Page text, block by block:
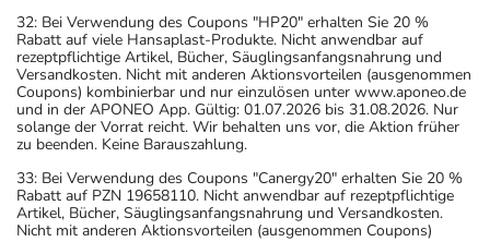
32: Bei Verwendung des Coupons "HP20" erhalten Sie 20 %
Rabatt auf viele Hansaplast-Produkte. Nicht anwendbar auf
rezeptpflichtige Artikel, Bücher, Säuglingsanfangsnahrung und
Versandkosten. Nicht mit anderen Aktionsvorteilen (ausgenommen
Coupons) kombinierbar und nur einzulösen unter www.aponeo.de
und in der APONEO App. Gültig: 01.07.2026 bis 31.08.2026. Nur
solange der Vorrat reicht. Wir behalten uns vor, die Aktion früher
zu beenden. Keine Barauszahlung.
33: Bei Verwendung des Coupons "Canergy20" erhalten Sie 20 %
Rabatt auf PZN 19658110. Nicht anwendbar auf rezeptpflichtige
Artikel, Bücher, Säuglingsanfangsnahrung und Versandkosten.
Nicht mit anderen Aktionsvorteilen (ausgenommen Coupons)